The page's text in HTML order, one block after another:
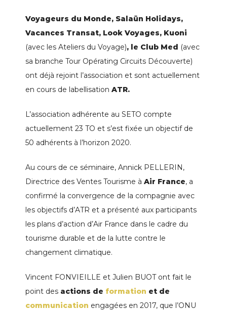
Voyageurs du Monde, Salaün Holidays,
Vacances Transat, Look Voyages, Kuoni
(avec les Ateliers du Voyage), le Club Med (avec
sa branche Tour Opérating Circuits Découverte)
ont déjà rejoint l’association et sont actuellement
en cours de labellisation ATR.
L’association adhérente au SETO compte
actuellement 23 TO et s’est fixée un objectif de
50 adhérents à l’horizon 2020.
Au cours de ce séminaire, Annick PELLERIN,
Directrice des Ventes Tourisme à Air France, a
confirmé la convergence de la compagnie avec
les objectifs d’ATR et a présenté aux participants
les plans d’action d’Air France dans le cadre du
tourisme durable et de la lutte contre le
changement climatique.
Vincent FONVIEILLE et Julien BUOT ont fait le
point des actions de formation et de
communication engagées en 2017, que l’ONU